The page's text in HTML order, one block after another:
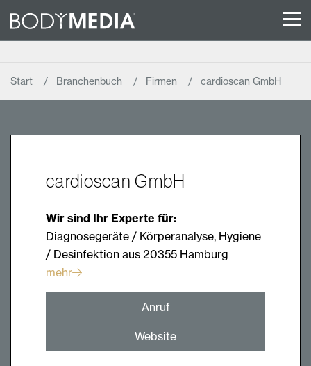
Start Branchenbuch Firmen cardioscan GmbH
cardioscan GmbH
Wir sind Ihr Experte für:
Diagnosegeräte / Körperanalyse, Hygiene
/ Desinfektion aus 20355 Hamburg
mehr
Anruf
Website